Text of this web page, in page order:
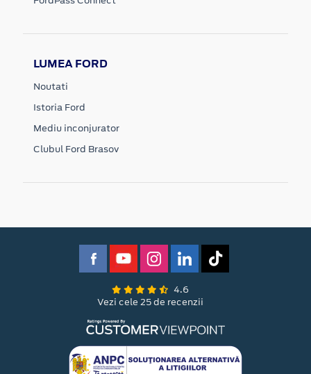
LUMEA FORD
Noutati
Istoria Ford
Mediu inconjurator
Clubul Ford Brasov
4.6
Vezi cele 25 de recenzii